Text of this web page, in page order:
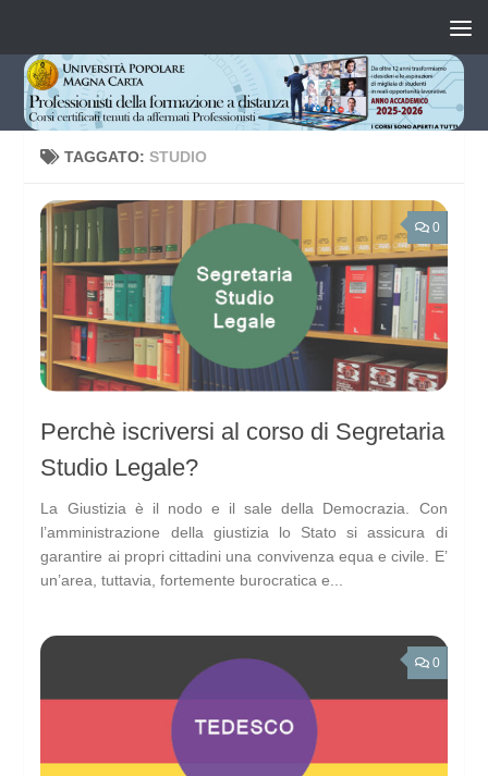
TAGGATO:STUDIO
0
Perchè iscriversi al corso di Segretaria
Studio Legale?
La Giustizia è il nodo e il sale della Democrazia. Con
l’amministrazione della giustizia lo Stato si assicura di
garantire ai propri cittadini una convivenza equa e civile. E’
un’area, tuttavia, fortemente burocratica e...
0